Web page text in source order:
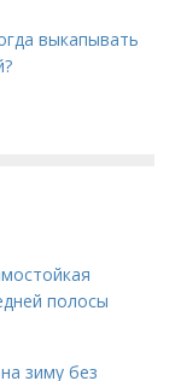
выкапывать
полосы
зиму без